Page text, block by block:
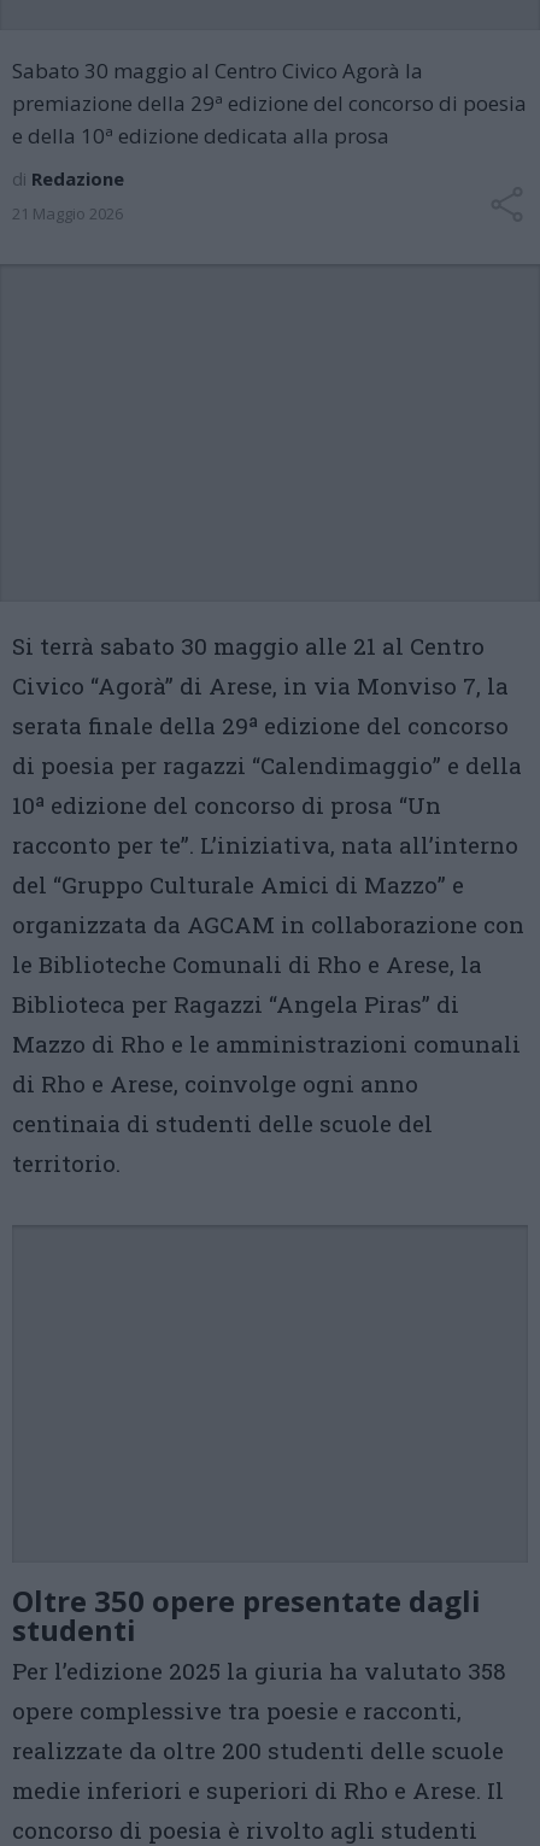
Sabato 30 maggio al Centro Civico Agorà la
premiazione della 29ª edizione del concorso di poesia
e della 10ª edizione dedicata alla prosa
di Redazione
21 Maggio 2026
Si terrà sabato 30 maggio alle 21 al Centro
Civico “Agorà” di Arese, in via Monviso 7, la
serata finale della 29ª edizione del concorso
di poesia per ragazzi “Calendimaggio” e della
10ª edizione del concorso di prosa “Un
racconto per te”. L’iniziativa, nata all’interno
del “Gruppo Culturale Amici di Mazzo” e
organizzata da AGCAM in collaborazione con
le Biblioteche Comunali di Rho e Arese, la
Biblioteca per Ragazzi “Angela Piras” di
Mazzo di Rho e le amministrazioni comunali
di Rho e Arese, coinvolge ogni anno
centinaia di studenti delle scuole del
territorio.
Oltre 350 opere presentate dagli
studenti
Per l’edizione 2025 la giuria ha valutato 358
opere complessive tra poesie e racconti,
realizzate da oltre 200 studenti delle scuole
medie inferiori e superiori di Rho e Arese. Il
concorso di poesia è rivolto agli studenti